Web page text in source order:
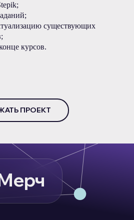
существующих
курсов.
ПРОЕКТ